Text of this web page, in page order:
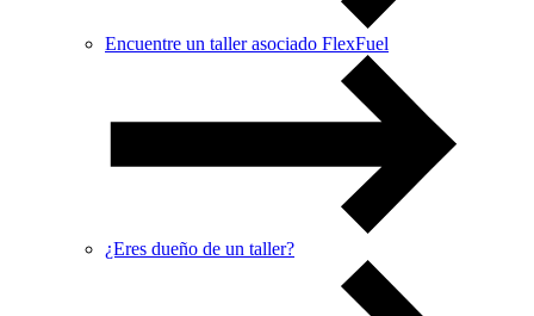
Encuentre un taller asociado FlexFuel
¿Eres dueño de un taller?